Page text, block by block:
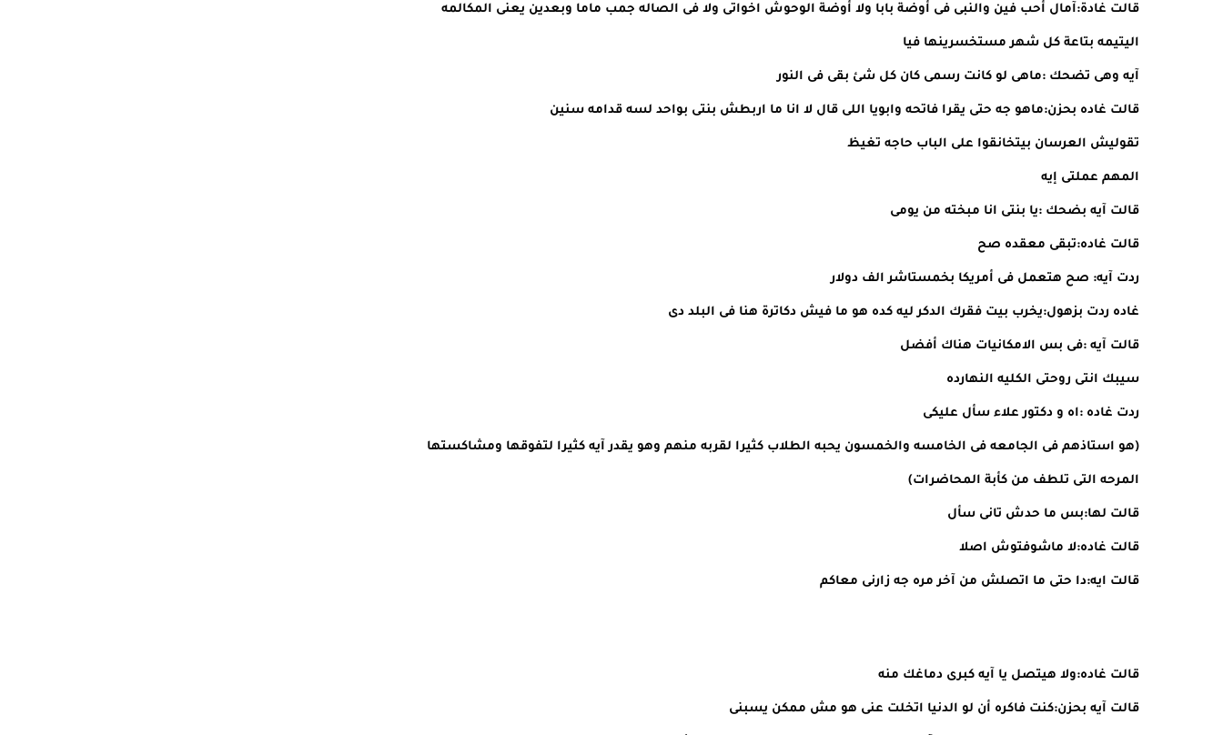
قالت غادة:آمال أحب فين والنبى فى أوضة بابا ولا أوضة الوحوش اخواتى ولا فى الصاله جمب ماما وبعدين يعنى المكالمه
اليتيمه بتاعة كل شهر مستخسرينها فيا
آيه وهى تضحك :ماهى لو كانت رسمى كان كل شئ بقى فى النور
قالت غاده بحزن:ماهو جه حتى يقرا فاتحه وابويا اللى قال لا انا ما اربطش بنتى بواحد لسه قدامه سنين
تقوليش العرسان بيتخانقوا على الباب حاجه تغيظ
المهم عملتى إيه
قالت آيه بضحك :يا بنتى انا مبخته من يومى
قالت غاده:تبقى معقده صح
ردت آيه: صح هتعمل فى أمريكا بخمستاشر الف دولار
غاده ردت بزهول:يخرب بيت فقرك الدكر ليه كده هو ما فيش دكاترة هنا فى البلد دى
قالت آيه :فى بس الامكانيات هناك أفضل
سيبك انتى روحتى الكليه النهارده
ردت غاده :اه و دكتور علاء سأل عليكى
(هو استاذهم فى الجامعه فى الخامسه والخمسون يحبه الطلاب كثيرا لقربه منهم وهو يقدر آيه كثيرا لتفوقها ومشاكستها
المرحه التى تلطف من كأبة المحاضرات)
قالت لها:بس ما حدش تانى سأل
قالت غاده:لا ماشوفتوش اصلا
قالت ايه:دا حتى ما اتصلش من آخر مره جه زارنى معاكم
قالت غاده:ولا هيتصل يا آيه كبرى دماغك منه
قالت آيه بحزن:كنت فاكره أن لو الدنيا اتخلت عنى هو مش ممكن يسبنى